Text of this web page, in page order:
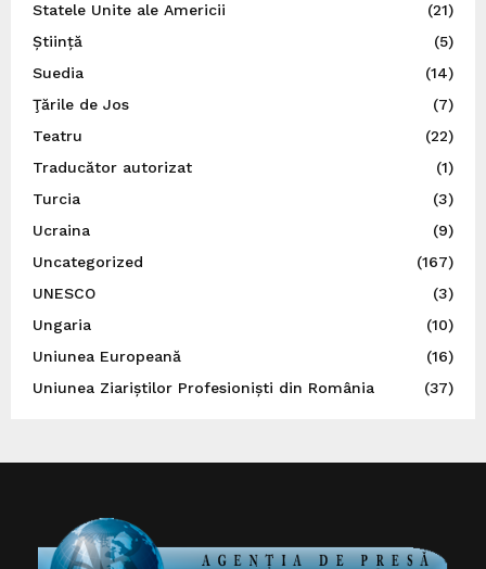
Statele Unite ale Americii
(21)
Știință
(5)
Suedia
(14)
Ţările de Jos
(7)
Teatru
(22)
Traducător autorizat
(1)
Turcia
(3)
Ucraina
(9)
Uncategorized
(167)
UNESCO
(3)
Ungaria
(10)
Uniunea Europeană
(16)
Uniunea Ziariștilor Profesioniști din România
(37)